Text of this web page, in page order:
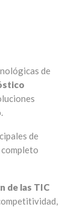
de
de
de las TIC